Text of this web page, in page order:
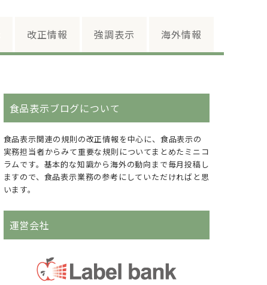
改正情報 強調表示 海外情報
食品表示ブログについて
食品表示関連の規則の改正情報を中心に、食品表示の
実務担当者からみて重要な規則についてまとめたミニコ
ラムです。基本的な知識から海外の動向まで毎月投稿し
ますので、食品表示業務の参考にしていただければと思
います。
運営会社